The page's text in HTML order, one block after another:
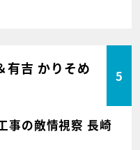
有吉 かりそめ
5
事の敵情視察 長崎